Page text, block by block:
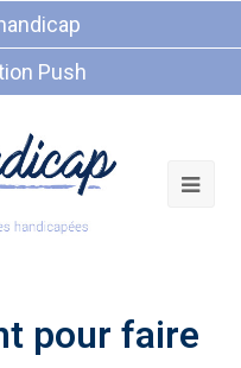
Push
pour faire